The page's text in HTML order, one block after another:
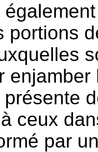
portions
ceux
par